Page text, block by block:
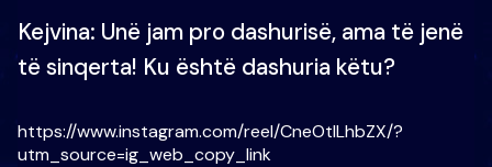
Kejvina: Unë jam pro dashurisë, ama të jenë
të sinqerta! Ku është dashuria këtu?
https://www.instagram.com/reel/CneOtILhbZX/?
utm_source=ig_web_copy_link